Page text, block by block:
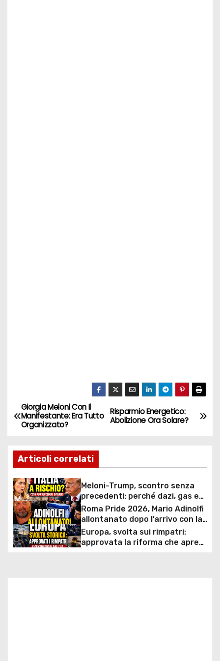
N
v
i
g
a
z
Risparmio Energetico:
Abolizione Ora Solare?
Giorgia Meloni Con Il
Manifestante: Era Tutto
Organizzato?
Articoli correlati
Meloni-Trump, scontro senza
precedenti: perché dazi, gas e
rapporti diplomatici possono
costare caro all’Italia
Roma Pride 2026, Mario Adinolfi
allontanato dopo l’arrivo con la
bandiera di Israele: scontro
politico e polemiche sui diritti
Europa, svolta sui rimpatri:
approvata la riforma che apre